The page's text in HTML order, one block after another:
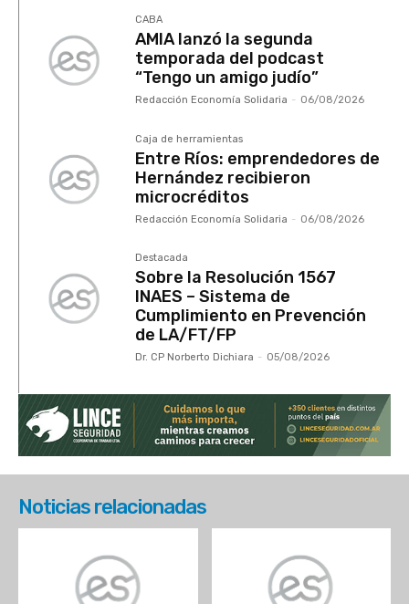
CABA
AMIA lanzó la segunda
temporada del podcast
“Tengo un amigo judío”
Redacción Economía Solidaria - 06/08/2026
Caja de herramientas
Entre Ríos: emprendedores de
Hernández recibieron
microcréditos
Redacción Economía Solidaria - 06/08/2026
Destacada
Sobre la Resolución 1567
INAES – Sistema de
Cumplimiento en Prevención
de LA/FT/FP
Dr. CP Norberto Dichiara - 05/08/2026
Noticias relacionadas